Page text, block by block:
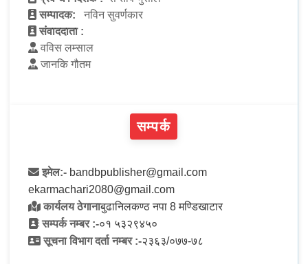
सम्पादक:
नविन सुवर्णकार
संवाददाता :
वविस लम्साल
जानकि गौतम
सम्पर्क
इमेल:- bandbpublisher@gmail.com
ekarmachari2080@gmail.com
कार्यलय ठेगानाबुढानिलकण्ठ नपा 8 मण्डिखाटार
सम्पर्क नम्बर :-०१ ५३२९४५०
सूचना विभाग दर्ता नम्बर :-२३६३/०७७-७८